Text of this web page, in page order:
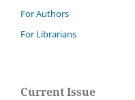
For Authors
For Librarians
Current Issue